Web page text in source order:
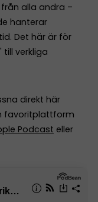
alla andra –
hanterar
Det här är för
verkliga
direkt här
favoritplattform
Podcast eller